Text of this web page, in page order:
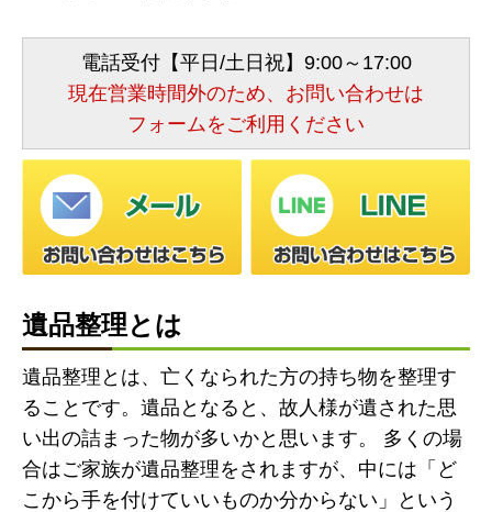
電話受付【平日/土日祝】9:00～17:00
現在営業時間外のため、お問い合わせは
フォームをご利用ください
遺品整理とは
遺品整理とは、亡くなられた方の持ち物を整理す
ることです。遺品となると、故人様が遺された思
い出の詰まった物が多いかと思います。 多くの場
合はご家族が遺品整理をされますが、中には「ど
こから手を付けていいものか分からない」という